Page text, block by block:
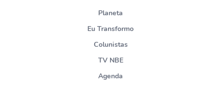
Planeta
Eu Transformo
Colunistas
TV NBE
Agenda